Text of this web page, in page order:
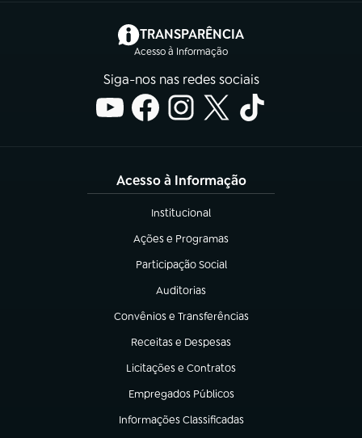
TRANSPARÊNCIA
Acesso à Informação
(abre em nova aba)
Siga-nos nas redes sociais
Acesso à Informação
Institucional
(abre em nova aba)
Ações e Programas
(abre em nova aba)
Participação Social
(abre em nova aba)
Auditorias
(abre em nova aba)
Convênios e Transferências
(abre em nova aba)
Receitas e Despesas
(abre em nova aba)
Licitações e Contratos
(abre em nova aba)
Empregados Públicos
(abre em nova aba)
Informações Classificadas
(abre em nova aba)